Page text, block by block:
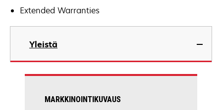
Extended Warranties
Yleistä
MARKKINOINTIKUVAUS